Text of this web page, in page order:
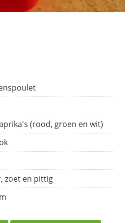
(rood, groen en wit)
zoet en pittig